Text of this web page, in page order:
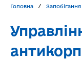
Головна